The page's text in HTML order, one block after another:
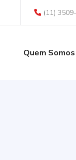
(11)
Quem Somos